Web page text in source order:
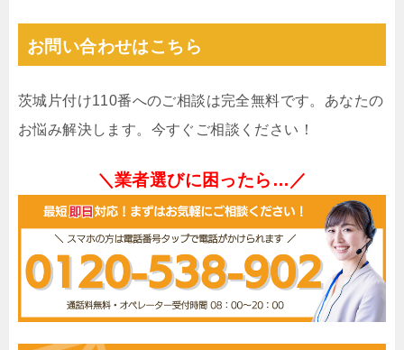
お問い合わせはこちら
茨城片付け110番へのご相談は完全無料です。あなたの
お悩み解決します。今すぐご相談ください！
＼業者選びに困ったら…／